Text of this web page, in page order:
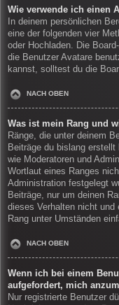
Wie verwende ich einen
In deinem persönlichen
eine der folgenden vier
oder Hochladen. Die
die Benutzer Avatare
kannst, solltest du die
NACH OBEN
Was ist mein Rang und
Ränge, die unter deinem
Beiträge du bislang
wie Moderatoren und
Wortlaut eines Ranges
Administration festgelegt
Beiträge, nur um deinen
dieses Verhalten nicht und
Rang unter Umständen
NACH OBEN
Wenn ich bei einem
aufgefordert, mich
Nur registrierte Benutzer